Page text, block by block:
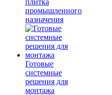
плитка
промышленного
назначения
Готовые
системные
решения для
монтажа